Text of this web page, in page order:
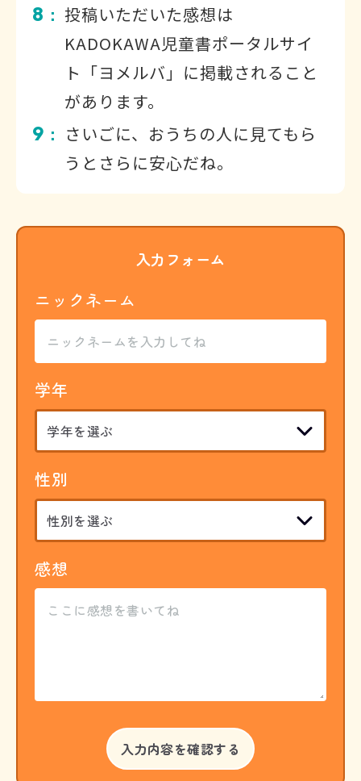
8 ： 投稿いただいた感想は
KADOKAWA児童書ポータルサイ
ト「ヨメルバ」に掲載されること
があります。
9 ：
さいごに、おうちの人に見てもら
うとさらに安心だね。
入力フォーム
ニックネーム
学年
性別
感想